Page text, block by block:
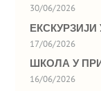
30/06/2026
17/06/2026
ШКОЛА У
16/06/2026